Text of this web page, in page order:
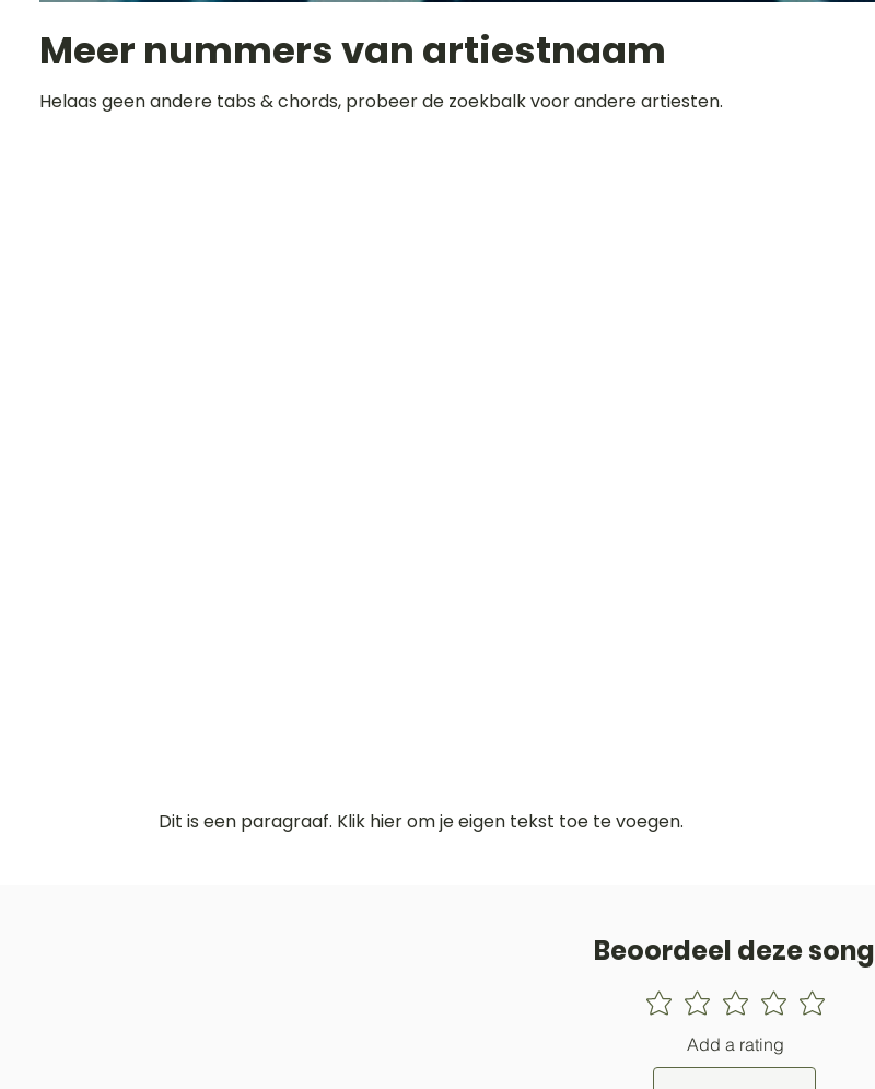
Meer nummers van artiestnaam
Helaas geen andere tabs & chords, probeer de zoekbalk voor andere artiesten.
Dit is een paragraaf. Klik hier om je eigen tekst toe te voegen.
Beoordeel deze song
Add a rating